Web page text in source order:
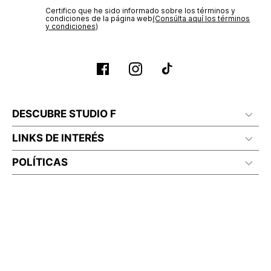
No planchar con vapor
Certifico que he sido informado sobre los términos y
condiciones de la página web‎(Consúlta aquí los términos
y condiciones)
DESCUBRE STUDIO F
LINKS DE INTERÉS
POLÍTICAS